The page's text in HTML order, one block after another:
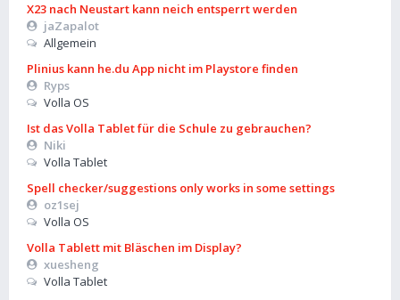
X23 nach Neustart kann neich entsperrt werden
jaZapalot
Allgemein
Plinius kann he.du App nicht im Playstore finden
Ryps
Volla OS
Ist das Volla Tablet für die Schule zu gebrauchen?
Niki
Volla Tablet
Spell checker/suggestions only works in some settings
oz1sej
Volla OS
Volla Tablett mit Bläschen im Display?
xuesheng
Volla Tablet